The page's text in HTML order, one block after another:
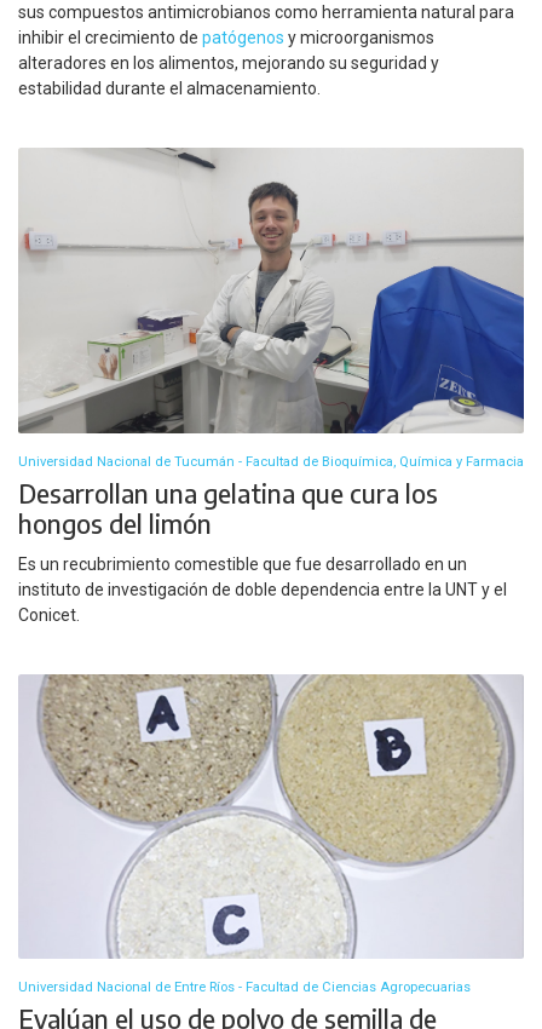
sus compuestos antimicrobianos como herramienta natural para
inhibir el crecimiento de patógenos y microorganismos
alteradores en los alimentos, mejorando su seguridad y
estabilidad durante el almacenamiento.
Universidad Nacional de Tucumán - Facultad de Bioquímica, Química y Farmacia
Desarrollan una gelatina que cura los
hongos del limón
Es un recubrimiento comestible que fue desarrollado en un
instituto de investigación de doble dependencia entre la UNT y el
Conicet.
Universidad Nacional de Entre Ríos - Facultad de Ciencias Agropecuarias
Evalúan el uso de polvo de semilla de